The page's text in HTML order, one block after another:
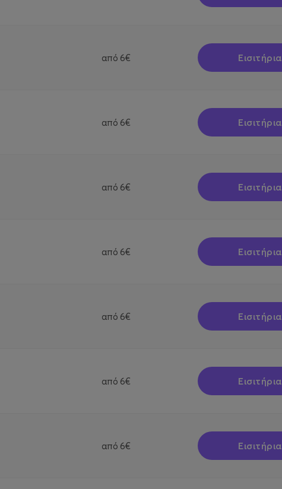
από 6€ Εισιτήρια
από 6€ Εισιτήρια
από 6€ Εισιτήρια
από 6€ Εισιτήρια
από 6€ Εισιτήρια
από 6€ Εισιτήρια
από 6€ Εισιτήρια